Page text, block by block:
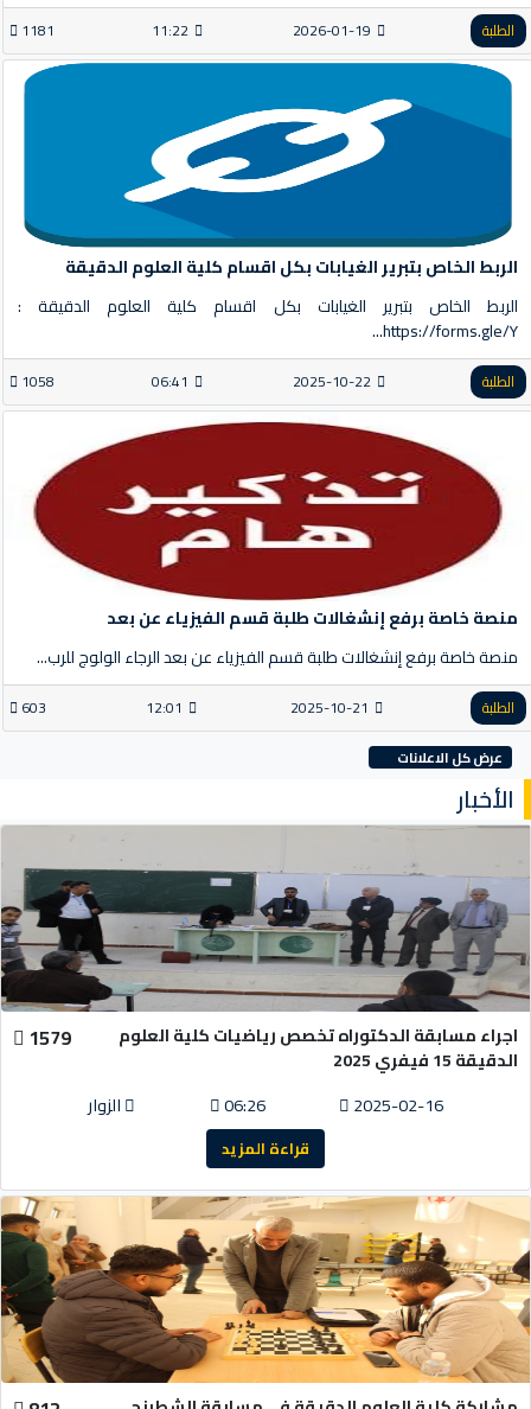
الطلبة 2026-01-19
11:22
1181
الربط الخاص بتبرير الغيابات بكل اقسام كلية العلوم الدقيقة
الربط الخاص بتبرير الغيابات بكل اقسام كلية العلوم الدقيقة :
https://forms.gle/Y...
الطلبة 2025-10-22
06:41
1058
منصة خاصة برفع إنشغالات طلبة قسم الفيزياء عن بعد
منصة خاصة برفع إنشغالات طلبة قسم الفيزياء عن بعد الرجاء الولوج للرب...
الطلبة 2025-10-21
12:01
603
عرض كل الاعلانات
الأخبار
اجراء مسابقة الدكتوراه تخصص رياضيات كلية العلوم
الدقيقة 15 فيفري 2025
1579
2025-02-16
06:26 الزوار
قراءة المزيد